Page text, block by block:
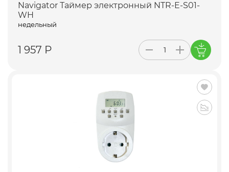
Navigator Таймер электронный NTR-E-S01-
WH
недельный
1 957 Р